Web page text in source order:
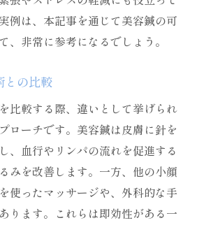
例は、本記事を通じて美容鍼の可
、非常に参考になるでしょう。
との比較
比較する際、違いとして挙げられ
ローチです。美容鍼は皮膚に針を
、血行やリンパの流れを促進する
みを改善します。一方、他の小顔
使ったマッサージや、外科的な手
ります。これらは即効性がある一